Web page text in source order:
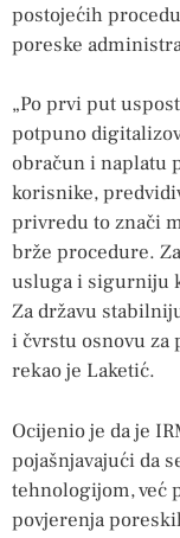
postojećih
poreske
„Po prvi put
potpuno
obračun i naplatu
korisnike,
privredu to znači
brže procedure.
usluga i sigurniju
Za državu
i čvrstu osnovu
rekao je Laketić.
Ocijenio je da je
pojašnjavajući da
tehnologijom, već
povjerenja